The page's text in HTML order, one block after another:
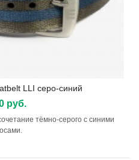
LLI серо-синий
руб.
тёмно-серого с синими